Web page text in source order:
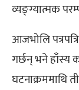
व्यङ्ग्यात्मक
आजभोलि
गर्छन् भने हाँस्य
घटनाक्रममाथि